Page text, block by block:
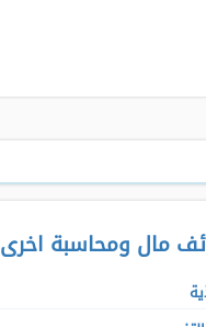
مال ومحاسبة اخرى